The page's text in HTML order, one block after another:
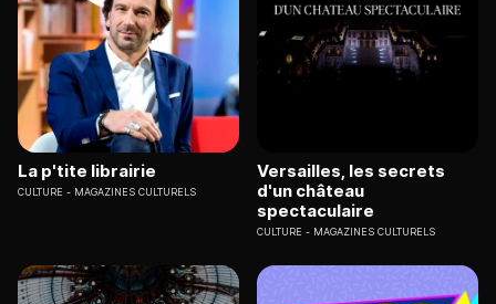
La p'tite librairie
CULTURE MAGAZINES CULTURELS
Versailles, les secrets
d'un château
spectaculaire
CULTURE MAGAZINES CULTURELS